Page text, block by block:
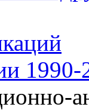
1990-